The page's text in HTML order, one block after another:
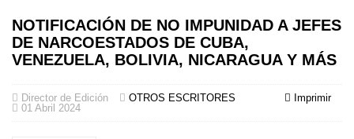
NOTIFICACIÓN DE NO IMPUNIDAD A JEFES
DE NARCOESTADOS DE CUBA,
VENEZUELA, BOLIVIA, NICARAGUA Y MÁS
Imprimir
Director de Edición
OTROS ESCRITORES
01 Abril 2024